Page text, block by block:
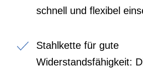
schnell und flexibel
Stahlkette für gute
Widerstandsfähigkeit: